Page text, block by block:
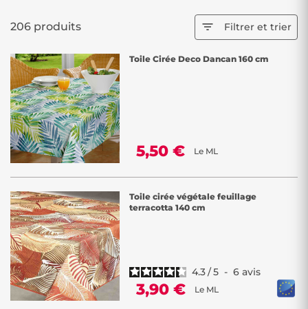
206 produits  Filtrer et trier
Toile Cirée Deco Dancan 160 cm
5,50 € Le ML
Toile cirée végétale feuillage
terracotta 140 cm
4.3/5 - 6 avis
3,90 € Le ML